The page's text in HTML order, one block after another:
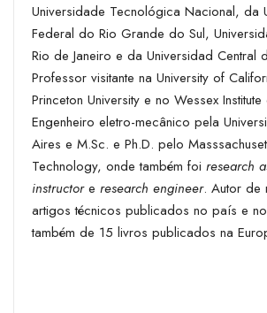
Universidade Tecnológica Nacional, da
Federal do Rio Grande do Sul,
Rio de Janeiro e da Universidad Central
Professor visitante na University of
Princeton University e no Wessex
Engenheiro eletro-mecânico pela
Aires e M.Sc. e Ph.D. pelo
Technology, onde também foi research
instructore research engineer. Autor de
artigos técnicos publicados no país e
também de 15 livros publicados na